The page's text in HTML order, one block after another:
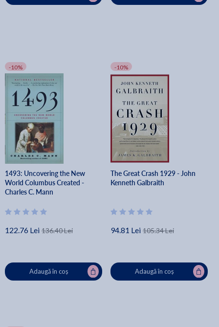
-10%
1493: Uncovering the New
World Columbus Created -
Charles C. Mann
122.76 Lei 136.40 Lei
Adaugă în coș
-10%
The Great Crash 1929 - John
Kenneth Galbraith
94.81 Lei 105.34 Lei
Adaugă în coș